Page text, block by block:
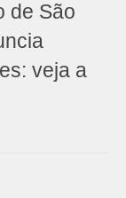
de São
veja a